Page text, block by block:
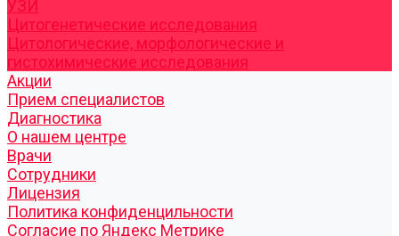
УЗИ
Цитогенетические исследования
Цитологические, морфологические и
гистохимические исследования
Акции
Прием специалистов
Диагностика
О нашем центре
Врачи
Сотрудники
Лицензия
Политика конфиденцильности
Согласие по Яндекс Метрике